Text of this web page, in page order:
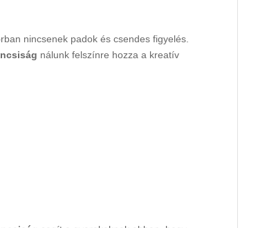
nincsenek padok és csendes figyelés.
nálunk felszínre hozza a kreatív